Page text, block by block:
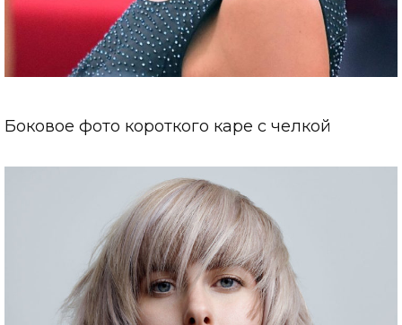
Боковое фото короткого каре с челкой